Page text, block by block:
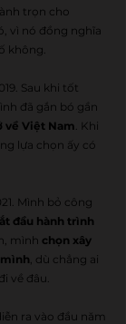
trọn cho
vì nó đồng nghĩa
không.
Sau khi tốt
đã gắn bó gần
về Việt Nam. Khi
lựa chọn ấy có
Mình bỏ công
đầu hành trình
mình chọn xây
, dù chẳng ai
về đâu.
ra vào đầu năm